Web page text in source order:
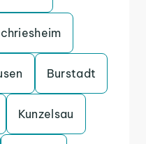
Burstadt
Kunzelsau